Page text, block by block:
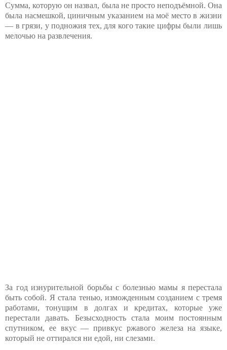
Сумма, которую он назвал, была не просто неподъёмной. Она
была насмешкой, циничным указанием на моё место в жизни
— в грязи, у подножия тех, для кого такие цифры были лишь
мелочью на развлечения.
За год изнурительной борьбы с болезнью мамы я перестала
быть собой. Я стала тенью, изможденным созданием с тремя
работами, тонущим в долгах и кредитах, которые уже
перестали давать. Безысходность стала моим постоянным
спутником, ее вкус — привкус ржавого железа на языке,
который не оттирался ни едой, ни слезами.